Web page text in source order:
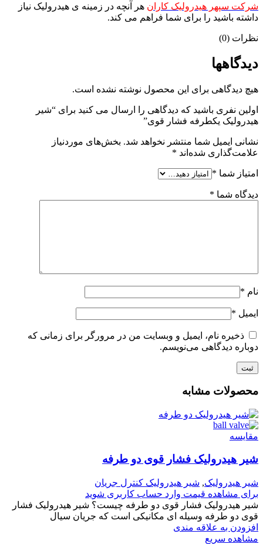
شرکت سپهر هیدرولیک کاران هر آنچه در زمینه ی هیدرولیک نیاز
داشته باشید را برای شما فراهم می کند.
نظرات (0)
دیدگاهها
هیچ دیدگاهی برای این محصول نوشته نشده است.
اولین نفری باشید که دیدگاهی را ارسال می کنید برای “شیر
هیدرولیک یکطرفه فشار قوی”
نشانی ایمیل شما منتشر نخواهد شد. بخش‌های موردنیاز
علامت‌گذاری شده‌اند *
امتیاز شما *
دیدگاه شما *
نام *
ایمیل *
ذخیره نام، ایمیل و وبسایت من در مرورگر برای زمانی که
دوباره دیدگاهی می‌نویسم.
محصولات مشابه
مقایسه
شیر هیدرولیک فشار قوی دو طرفه
شیر هیدرولیک, شیر هیدرولیک کنترل جریان
برای مشاهده قیمت وارد حساب کاربری شوید
شیر هیدرولیک فشار قوی دو طرفه چیست؟ شیر هیدرولیک فشار
قوی دو طرفه وسیله ای مکانیکی است که جریان سیال
افزودن به علاقه مندی
مشاهده سریع